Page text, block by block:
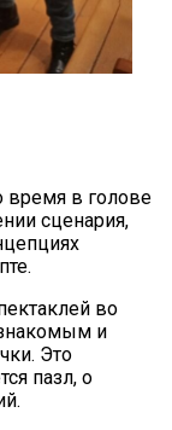
время в голове
сценария,
во
знакомым и
Это
пазл, о